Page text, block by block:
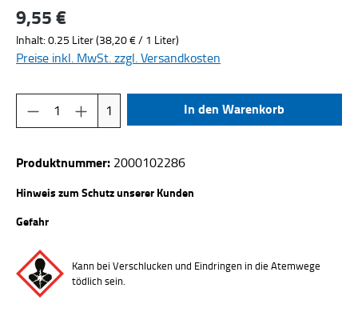
Regulärer Preis:
9,55 €
Inhalt:0.25 Liter(38,20 € / 1 Liter)
Preise inkl. MwSt. zzgl. Versandkosten
Produkt Anzahl: Gib den gewünschten
1 In den Warenkorb
Produktnummer:2000102286
Hinweis zum Schutz unserer Kunden
Gefahr
Kann bei Verschlucken und Eindringen in die Atemwege
tödlich sein.